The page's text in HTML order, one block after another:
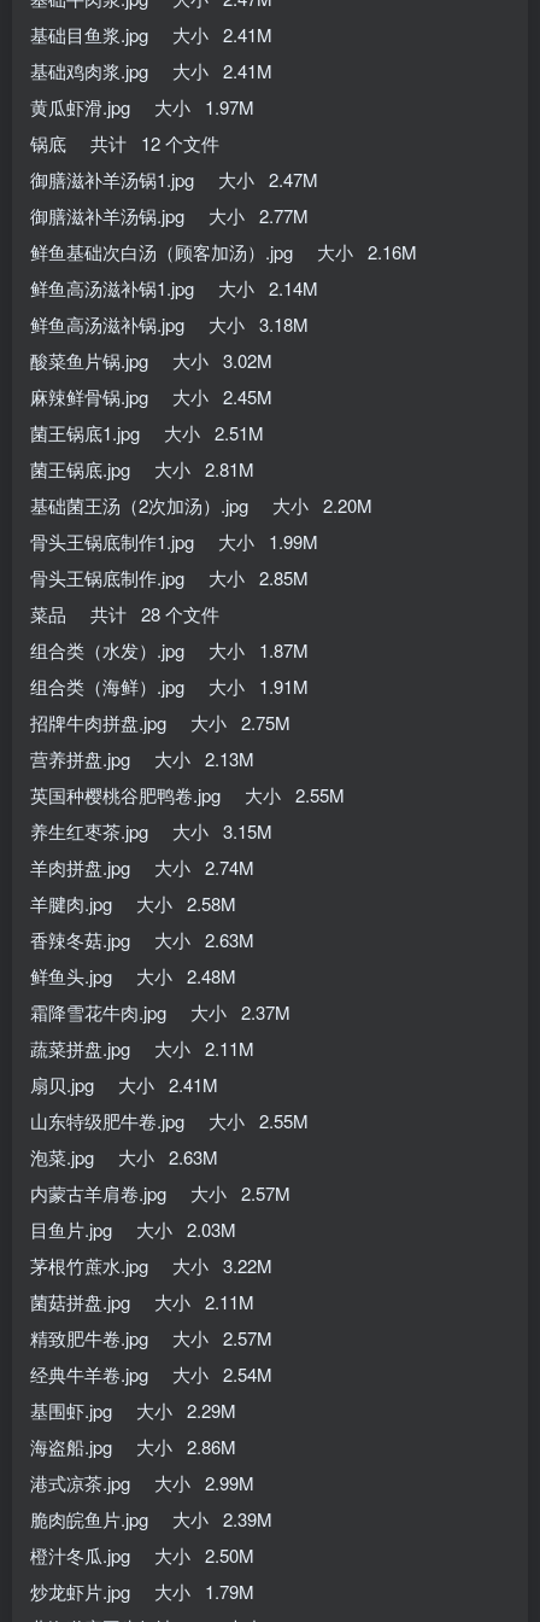
基础目鱼浆.jpg 大小 2.41M
基础鸡肉浆.jpg 大小 2.41M
黄瓜虾滑.jpg 大小 1.97M
锅底 共计 12 个文件
御膳滋补羊汤锅1.jpg 大小 2.47M
御膳滋补羊汤锅.jpg 大小 2.77M
鲜鱼基础次白汤（顾客加汤）.jpg 大小 2.16M
鲜鱼高汤滋补锅1.jpg 大小 2.14M
鲜鱼高汤滋补锅.jpg 大小 3.18M
酸菜鱼片锅.jpg 大小 3.02M
麻辣鲜骨锅.jpg 大小 2.45M
菌王锅底1.jpg 大小 2.51M
菌王锅底.jpg 大小 2.81M
基础菌王汤（2次加汤）.jpg 大小 2.20M
骨头王锅底制作1.jpg 大小 1.99M
骨头王锅底制作.jpg 大小 2.85M
菜品 共计 28 个文件
组合类（水发）.jpg 大小 1.87M
组合类（海鲜）.jpg 大小 1.91M
招牌牛肉拼盘.jpg 大小 2.75M
营养拼盘.jpg 大小 2.13M
英国种樱桃谷肥鸭卷.jpg 大小 2.55M
养生红枣茶.jpg 大小 3.15M
羊肉拼盘.jpg 大小 2.74M
羊腱肉.jpg 大小 2.58M
香辣冬菇.jpg 大小 2.63M
鲜鱼头.jpg 大小 2.48M
霜降雪花牛肉.jpg 大小 2.37M
蔬菜拼盘.jpg 大小 2.11M
扇贝.jpg 大小 2.41M
山东特级肥牛卷.jpg 大小 2.55M
泡菜.jpg 大小 2.63M
内蒙古羊肩卷.jpg 大小 2.57M
目鱼片.jpg 大小 2.03M
茅根竹蔗水.jpg 大小 3.22M
菌菇拼盘.jpg 大小 2.11M
精致肥牛卷.jpg 大小 2.57M
经典牛羊卷.jpg 大小 2.54M
基围虾.jpg 大小 2.29M
海盗船.jpg 大小 2.86M
港式凉茶.jpg 大小 2.99M
脆肉皖鱼片.jpg 大小 2.39M
橙汁冬瓜.jpg 大小 2.50M
炒龙虾片.jpg 大小 1.79M